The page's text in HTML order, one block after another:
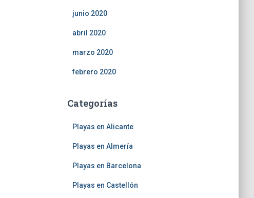
junio 2020
abril 2020
marzo 2020
febrero 2020
Categorías
Playas en Alicante
Playas en Almería
Playas en Barcelona
Playas en Castellón